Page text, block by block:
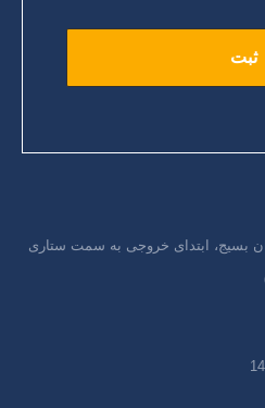
بسیج، ابتدای خروجی به سمت ستاری